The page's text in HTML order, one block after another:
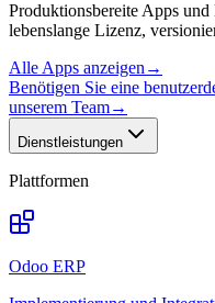
Produktionsbereite Apps
lebenslange Lizenz,
Alle Apps anzeigen →
Benötigen Sie eine
unserem Team→
Dienstleistungen
Plattformen
Odoo ERP